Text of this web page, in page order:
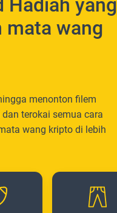
Hadiah yang
mata wang
menonton filem
terokai semua cara
wang kripto di lebih